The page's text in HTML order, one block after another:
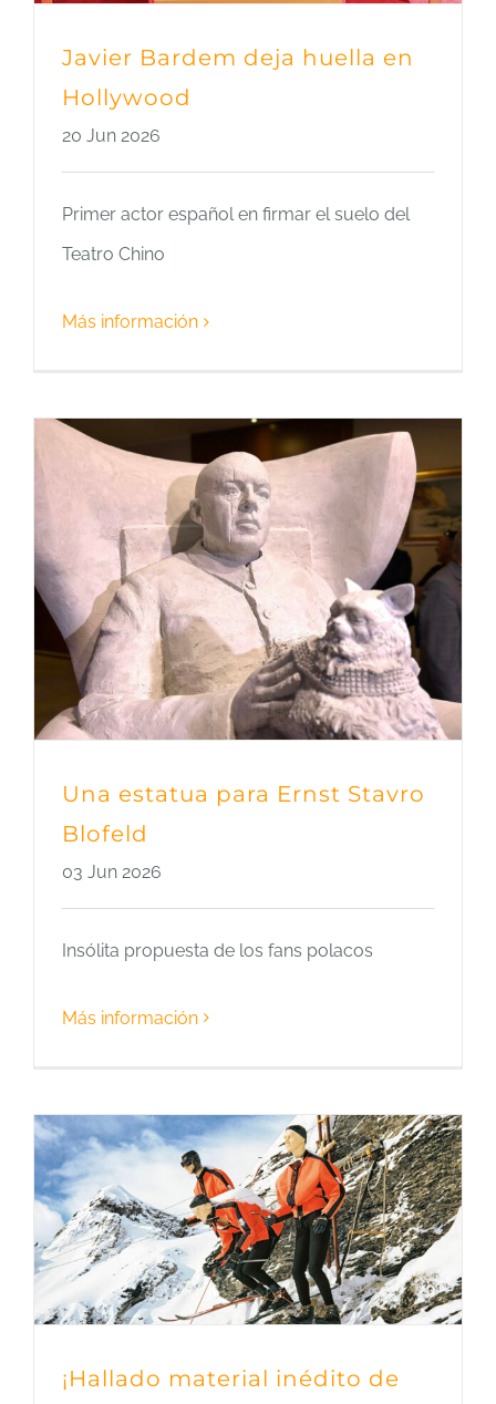
Javier Bardem deja huella en
Hollywood
20 Jun 2026
Primer actor español en firmar el suelo del
Teatro Chino
Más información
Una estatua para Ernst Stavro
Blofeld
03 Jun 2026
Insólita propuesta de los fans polacos
Más información
¡Hallado material inédito de